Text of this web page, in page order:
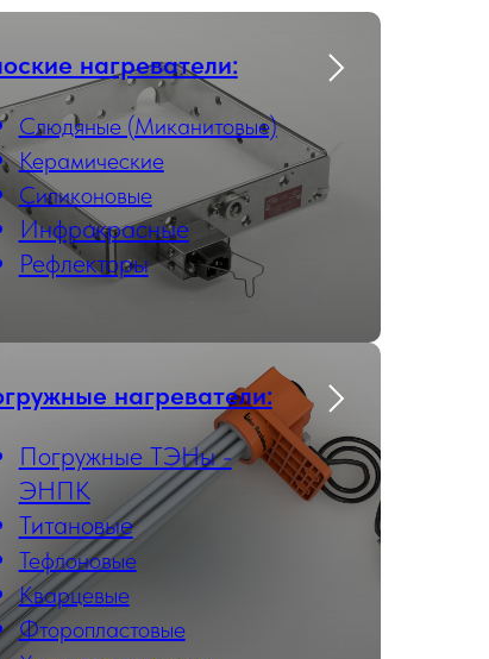
нагреватели:
Слюдяные (Миканитовые)
Керамические
Силиконовые
Инфракрасные
Рефлекторы
нагреватели:
Погружные ТЭНы -
ЭНПК
Титановые
Тефлоновые
Кварцевые
Фторопластовые